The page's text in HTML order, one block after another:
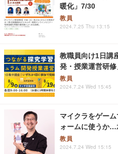
暖化」7/30
教員
2024.7.25 Thu 13:15
教職員向け1日講
発・授業運営研修
教員
2024.7.24 Wed 15:45
マイクラをゲー
ォームに使うか
教員
2024.7.24 Wed 15:15